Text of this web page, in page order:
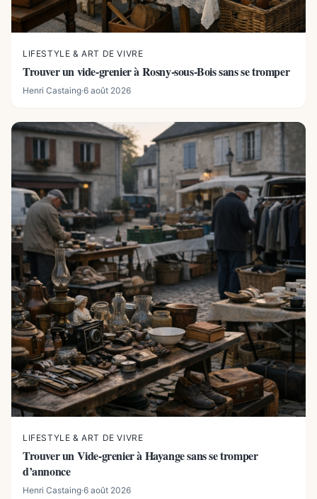
LIFESTYLE & ART DE VIVRE
Trouver un vide-grenier à Rosny-sous-Bois sans se tromper
Henri Castaing·6 août 2026
LIFESTYLE & ART DE VIVRE
Trouver un Vide-grenier à Hayange sans se tromper
d’annonce
Henri Castaing·6 août 2026